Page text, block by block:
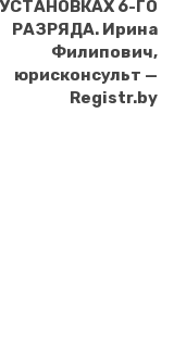
УСТАНОВКАХ 6-ГО
РАЗРЯДА. Ирина
Филипович,
юрисконсульт —
Registr.by